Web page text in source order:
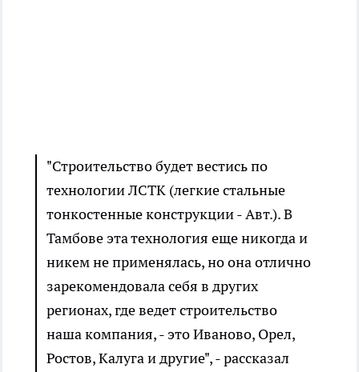
"Строительство будет вестись по
технологии ЛСТК (легкие стальные
тонкостенные конструкции - Авт.). В
Тамбове эта технология еще никогда и
никем не применялась, но она отлично
зарекомендовала себя в других
регионах, где ведет строительство
наша компания, - это Иваново, Орел,
Ростов, Калуга и другие", - рассказал